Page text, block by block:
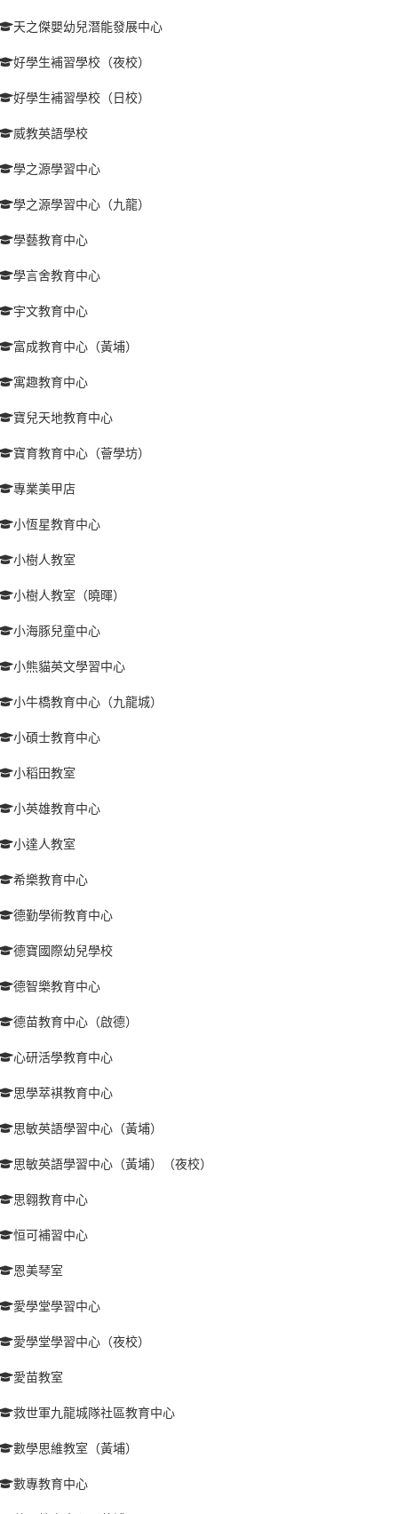
天之傑嬰幼兒潛能發展中心
好學生補習學校（夜校）
好學生補習學校（日校）
威教英語學校
學之源學習中心
學之源學習中心（九龍）
學藝教育中心
學言舍教育中心
宇文教育中心
富成教育中心（黃埔）
寓趣教育中心
寶兒天地教育中心
寶育教育中心（薈學坊）
專業美甲店
小恆星教育中心
小樹人教室
小樹人教室（曉暉）
小海豚兒童中心
小熊貓英文學習中心
小牛橋教育中心（九龍城）
小碩士教育中心
小稻田教室
小英雄教育中心
小達人教室
希樂教育中心
德勤學術教育中心
德寶國際幼兒學校
德智樂教育中心
德苗教育中心（啟德）
心研活學教育中心
思學萃褀教育中心
思敏英語學習中心（黃埔）
思敏英語學習中心（黃埔）（夜校）
思翱教育中心
恒可補習中心
恩美琴室
愛學堂學習中心
愛學堂學習中心（夜校）
愛苗教室
救世軍九龍城隊社區教育中心
數學思維教室（黃埔）
數專教育中心